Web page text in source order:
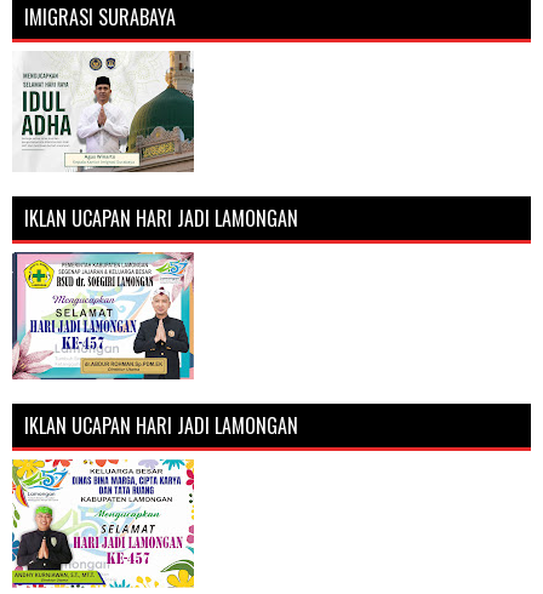
IMIGRASI SURABAYA
IKLAN UCAPAN HARI JADI LAMONGAN
IKLAN UCAPAN HARI JADI LAMONGAN